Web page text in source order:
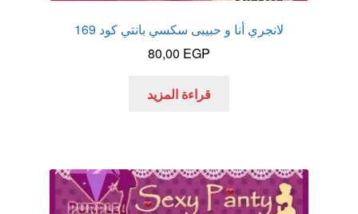
لانجري أنا و حبيبى سكسي بانتي كود 169
80,00 EGP
قراءة المزيد